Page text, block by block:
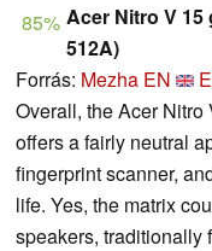
85% Acer Nitro V 15
512A)
Forrás: Mezha EN
Overall, the Acer
offers a fairly neutral
fingerprint scanner,
life. Yes, the matrix
speakers, traditionally